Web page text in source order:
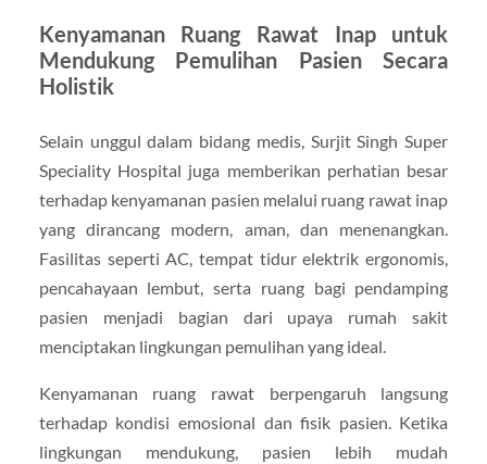
Kenyamanan Ruang Rawat Inap untuk
Mendukung Pemulihan Pasien Secara
Holistik
Selain unggul dalam bidang medis, Surjit Singh Super
Speciality Hospital juga memberikan perhatian besar
terhadap kenyamanan pasien melalui ruang rawat inap
yang dirancang modern, aman, dan menenangkan.
Fasilitas seperti AC, tempat tidur elektrik ergonomis,
pencahayaan lembut, serta ruang bagi pendamping
pasien menjadi bagian dari upaya rumah sakit
menciptakan lingkungan pemulihan yang ideal.
Kenyamanan ruang rawat berpengaruh langsung
terhadap kondisi emosional dan fisik pasien. Ketika
lingkungan mendukung, pasien lebih mudah